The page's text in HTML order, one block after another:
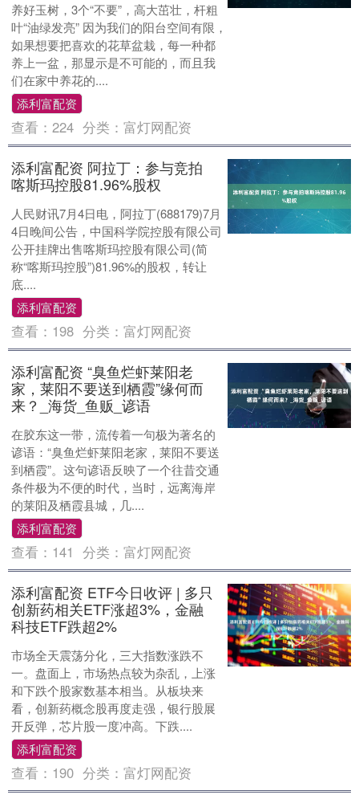
养好玉树，3个“不要”，高大茁壮，杆粗
叶“油绿发亮” 因为我们的阳台空间有限，
如果想要把喜欢的花草盆栽，每一种都
养上一盆，那显示是不可能的，而且我
们在家中养花的....
添利富配资
查看：224 分类：富灯网配资
添利富配资 阿拉丁：参与竞拍
喀斯玛控股81.96%股权
人民财讯7月4日电，阿拉丁(688179)7月
4日晚间公告，中国科学院控股有限公司
公开挂牌出售喀斯玛控股有限公司(简
称“喀斯玛控股”)81.96%的股权，转让
底....
添利富配资
查看： 198 分类：富灯网配资
添利富配资 “臭鱼烂虾莱阳老
家，莱阳不要送到栖霞”缘何而
来？_海货_鱼贩_谚语
在胶东这一带，流传着一句极为著名的
谚语：“臭鱼烂虾莱阳老家，莱阳不要送
到栖霞”。这句谚语反映了一个往昔交通
条件极为不便的时代，当时，远离海岸
的莱阳及栖霞县城，几....
添利富配资
查看： 141 分类：富灯网配资
添利富配资 ETF今日收评 | 多只
创新药相关ETF涨超3%，金融
科技ETF跌超2%
市场全天震荡分化，三大指数涨跌不
一。盘面上，市场热点较为杂乱，上涨
和下跌个股家数基本相当。从板块来
看，创新药概念股再度走强，银行股展
开反弹，芯片股一度冲高。下跌....
添利富配资
查看： 190 分类：富灯网配资